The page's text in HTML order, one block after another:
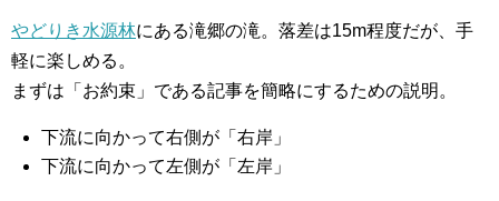
やどりき水源林にある滝郷の滝。落差は15m程度だが、手
軽に楽しめる。
まずは「お約束」である記事を簡略にするための説明。
下流に向かって右側が「右岸」
下流に向かって左側が「左岸」